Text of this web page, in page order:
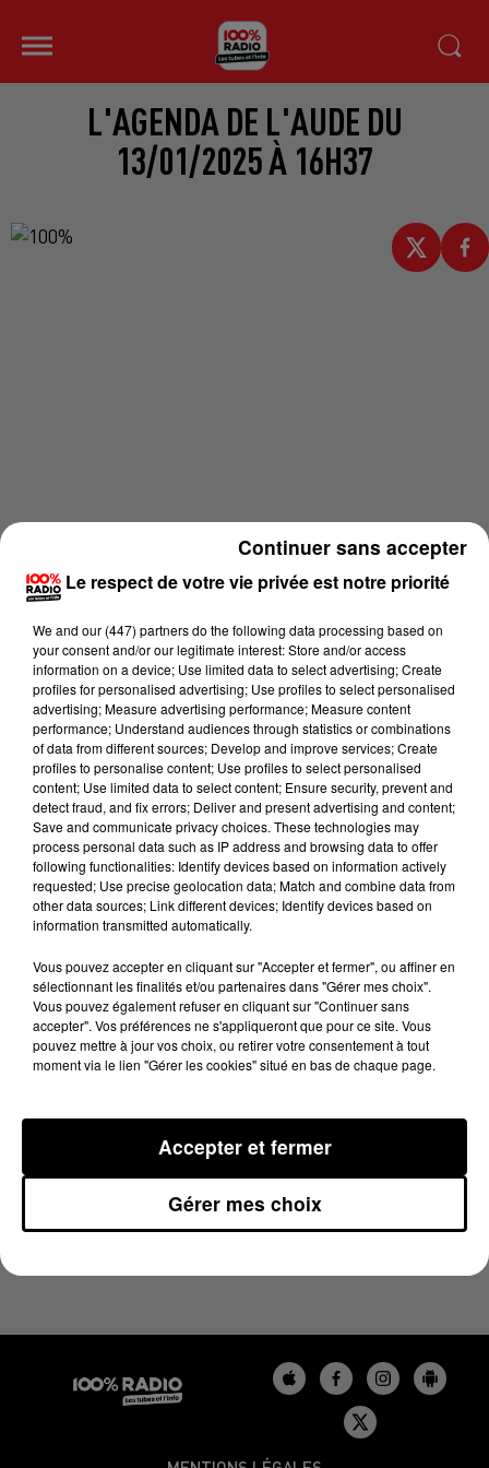
L'AGENDA DE L'AUDE DU
13/01/2025 À 16H37
Lecture (1 min 14 sec)
100%
13 janvier 2025 - 1 min 14 sec
L'AGENDA DE L'AUDE DU 13/01/2025 À 16H37
Le respect de votre vie privée est notre priorité
We and our (447) partnersdo the following data processing based on
your consent and/or our legitimate interest: Store and/or access
information on a device; Use limited data to select advertising; Create
profiles for personalised advertising; Use profiles to select personalised
advertising; Measure advertising performance; Measure content
performance; Understand audiences through statistics or combinations
of data from different sources; Develop and improve services; Create
profiles to personalise content; Use profiles to select personalised
content; Use limited data to select content; Ensure security, prevent and
detect fraud, and fix errors; Deliver and present advertising and content;
Save and communicate privacy choices. These technologies may
process personal data such as IP address and browsing data to offer
following functionalities: Identify devices based on information actively
requested; Use precise geolocation data; Match and combine data from
other data sources; Link different devices; Identify devices based on
information transmitted automatically.
Vous pouvez accepter en cliquant sur "Accepter et fermer", ou affiner en
sélectionnant les finalités et/ou partenaires dans "Gérer mes choix".
Vous pouvez également refuser en cliquant sur "Continuer sans
accepter". Vos préférences ne s'appliqueront que pour ce site. Vous
pouvez mettre à jour vos choix, ou retirer votre consentement à tout
moment via le lien "Gérer les cookies" situé en bas de chaque page.
Gérer mes choix
Accepter et fermer
Continuer sans accepter